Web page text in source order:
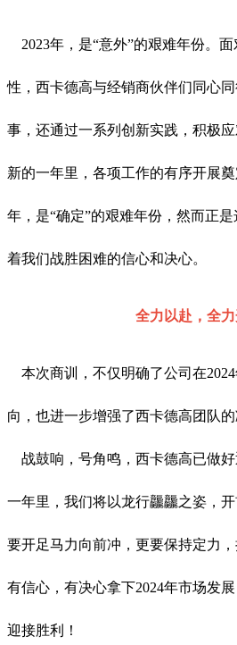
2023年，是“意外”的艰难年份。
性，西卡德高与经销商伙伴们同心
事，还通过一系列创新实践，积极
新的一年里，各项工作的有序开展
年，是“确定”的艰难年份，然而正
着我们战胜困难的信心和决心。
全力以赴，全
本次商训，不仅明确了公司在
向，也进一步增强了西卡德高团队的
战鼓响，号角鸣，西卡德高已做
一年里，我们将以龙行龘龘之姿，
要开足马力向前冲，更要保持定力
有信心，有决心拿下2024年市场发
迎接胜利！